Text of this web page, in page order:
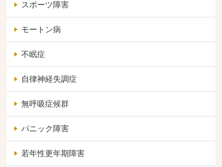
スポーツ障害
モートン病
不眠症
自律神経失調症
無呼吸症候群
パニック障害
若年性更年期障害